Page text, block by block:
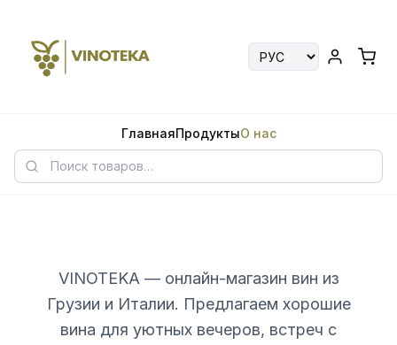
ГлавнаяПродуктыО нас
VINOTEKA — онлайн-магазин вин из
Грузии и Италии. Предлагаем хорошие
вина для уютных вечеров, встреч с